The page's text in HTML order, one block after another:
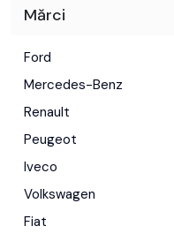
Mărci
Ford
Mercedes-Benz
Renault
Peugeot
Iveco
Volkswagen
Fiat